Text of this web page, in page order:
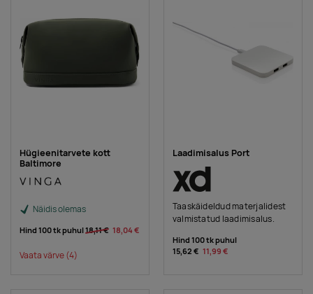
Hügieenitarvete kott
Baltimore
Näidis olemas
Hind 100 tk puhul18,11 € 18,04 €
Vaata värve(4)
Laadimisalus Port
Taaskäideldud materjalidest
valmistatud laadimisalus.
Hind 100 tk puhul
15,62 € 11,99 €